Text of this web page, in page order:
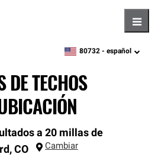
zipcode,language
80732 - español
DE TECHOS
a 20 millas de
, CO Cambiar